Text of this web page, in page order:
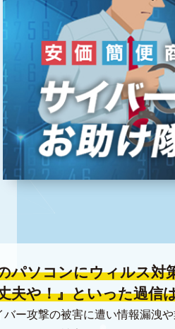
パソコンにウィルス対
夫や！』といった過信
バー攻撃の被害に遭い情報漏洩